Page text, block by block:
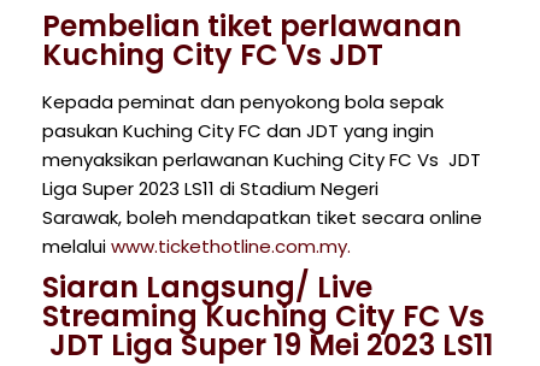
Pembelian tiket perlawanan
Kuching City FC Vs JDT
Kepada peminat dan penyokong bola sepak
pasukan Kuching City FC dan JDT yang ingin
menyaksikan perlawanan Kuching City FC Vs JDT
Liga Super 2023 LS11 di Stadium Negeri
Sarawak, boleh mendapatkan tiket secara online
melaluiwww.tickethotline.com.my.
Siaran Langsung/ Live
Streaming Kuching City FC Vs
JDT Liga Super 19 Mei 2023 LS11